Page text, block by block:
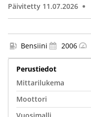
Päivitetty 11.07.2026
Bensiini 2006
Perustiedot
Mittarilukema
Moottori